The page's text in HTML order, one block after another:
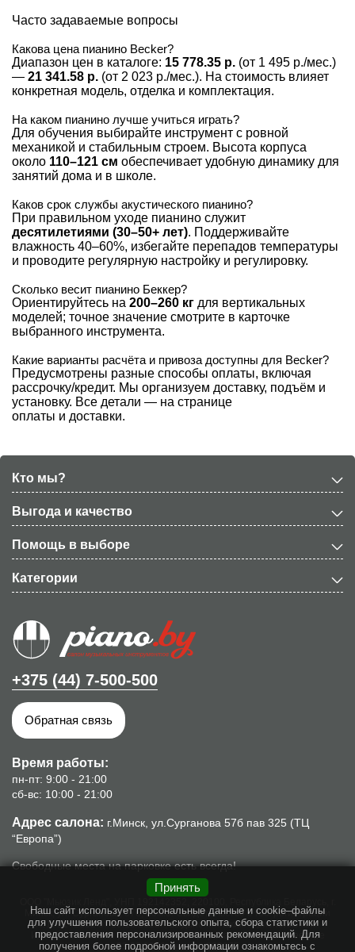
Часто задаваемые вопросы
Какова цена пианино Becker?
Диапазон цен в каталоге: 15 778.35 р. (от 1 495 р./мес.)
— 21 341.58 р. (от 2 023 р./мес.). На стоимость влияет
конкретная модель, отделка и комплектация.
На каком пианино лучше учиться играть?
Для обучения выбирайте инструмент с ровной
механикой и стабильным строем. Высота корпуса
около 110–121 см обеспечивает удобную динамику для
занятий дома и в школе.
Каков срок службы акустического пианино?
При правильном уходе пианино служит
десятилетиями (30–50+ лет). Поддерживайте
влажность 40–60%, избегайте перепадов температуры
и проводите регулярную настройку и регулировку.
Сколько весит пианино Беккер?
Ориентируйтесь на 200–260 кг для вертикальных
моделей; точное значение смотрите в карточке
выбранного инструмента.
Какие варианты расчёта и привоза доступны для Becker?
Предусмотрены разные способы оплаты, включая
рассрочку/кредит. Мы организуем доставку, подъём и
установку. Все детали — на странице
оплаты и доставки.
Кто мы?
Выгода и качество
Помощь в выборе
Категории
+375 (44) 7-500-500
Обратная связь
Время работы:
пн-пт: 9:00 - 21:00
сб-вс: 10:00 - 21:00
Адрес салона: г.Минск, ул.Сурганова 57б пав 325 (ТЦ
“Европа”)
Свободные места на парковке есть всегда!
Минск, ул. Сурганова, 57б, пом.8. Свидетельство о гос. регистрации
№192142352 от 16.10.2013г., выдано Минским горисполкомом.
Интернет-магазин piano.by зарегистрирован в торговом реестре
03.02.2016г, номер: 303975
Принять
Наш сайт использует персональные данные и cookie–файлы
для улучшения пользовательского опыта, сбора статистики и
предоставления персонализированных рекомендаций. Для
получения более подробной информации ознакомьтесь с